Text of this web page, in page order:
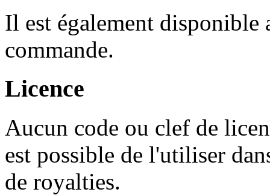
Il est également disponible
commande.
Licence
Aucun code ou clef de
est possible de l'utiliser
de royalties.